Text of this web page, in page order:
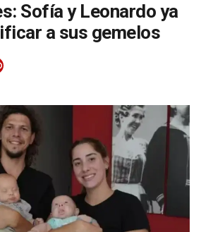
Sofía y Leonardo ya
a sus gemelos